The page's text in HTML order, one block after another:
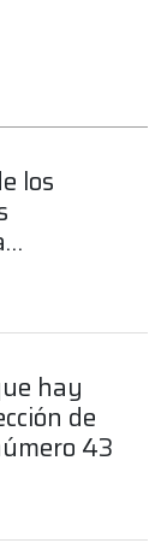
los
hay
de
43